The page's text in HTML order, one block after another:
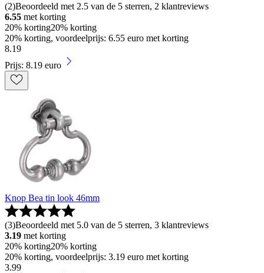
(2)Beoordeeld met 2.5 van de 5 sterren, 2 klantreviews
6.55 met korting
20% korting20% korting
20% korting, voordeelprijs: 6.55 euro met korting
8.19
Prijs: 8.19 euro
Knop Bea tin look 46mm
(3)Beoordeeld met 5.0 van de 5 sterren, 3 klantreviews
3.19 met korting
20% korting20% korting
20% korting, voordeelprijs: 3.19 euro met korting
3.99